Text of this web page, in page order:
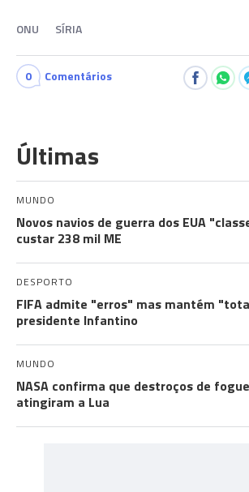
ONU SÍRIA
0 Comentários
Últimas
MUNDO
Novos navios de guerra dos EUA
custar 238 mil ME
DESPORTO
FIFA admite "erros" mas mantém
presidente Infantino
MUNDO
NASA confirma que destroços de
atingiram a Lua